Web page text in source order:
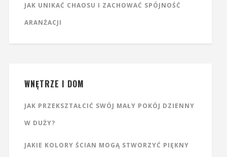
JAK UNIKAĆ CHAOSU I ZACHOWAĆ SPÓJNOŚĆ
ARANŻACJI
WNĘTRZE I DOM
JAK PRZEKSZTAŁCIĆ SWÓJ MAŁY POKÓJ DZIENNY
W DUŻY?
JAKIE KOLORY ŚCIAN MOGĄ STWORZYĆ PIĘKNY